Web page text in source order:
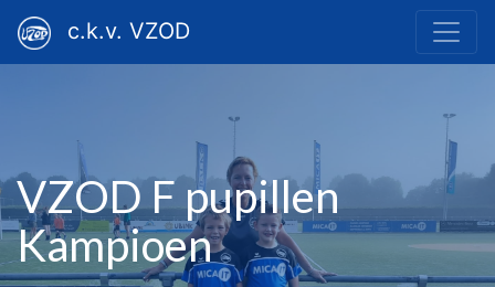
c.k.v. VZOD
VZOD F pupillen
Kampioen